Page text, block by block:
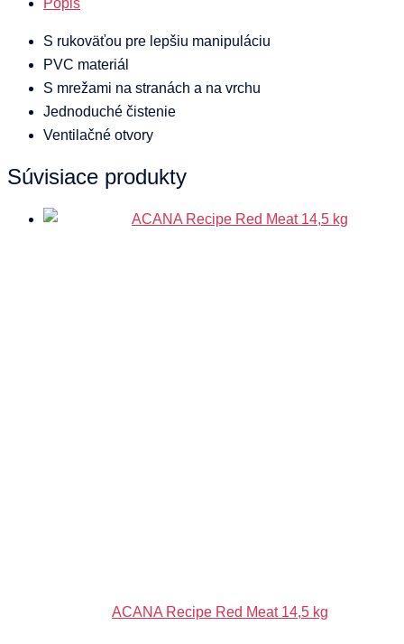
S rukoväťou pre lepšiu manipuláciu
PVC materiál
S mrežami na stranách a na vrchu
Jednoduché čistenie
Ventilačné otvory
Súvisiace produkty
ACANA Recipe Red Meat 14,5 kg